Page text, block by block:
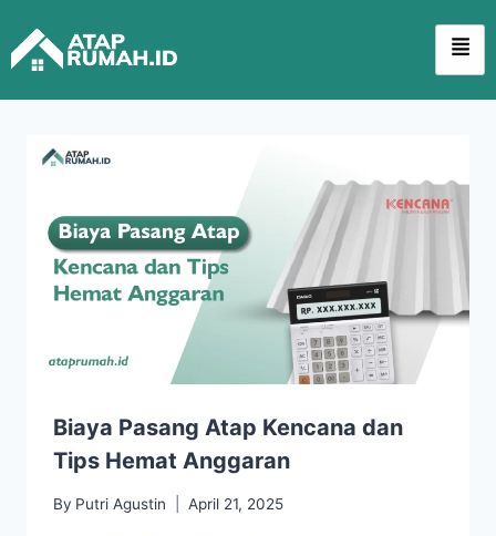
Biaya Pasang Atap Kencana dan
Tips Hemat Anggaran
By Putri Agustin April 21, 2025